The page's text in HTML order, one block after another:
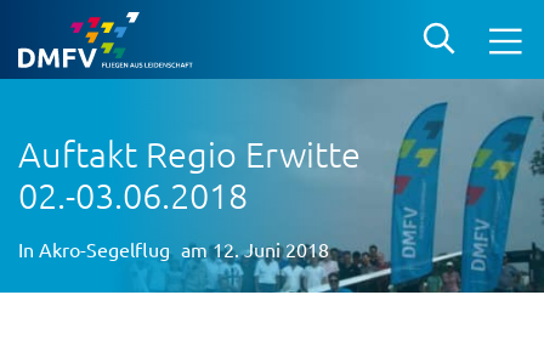
Auftakt Regio Erwitte
02.-03.06.2018
In Akro-Segelflug am 12. Juni 2018